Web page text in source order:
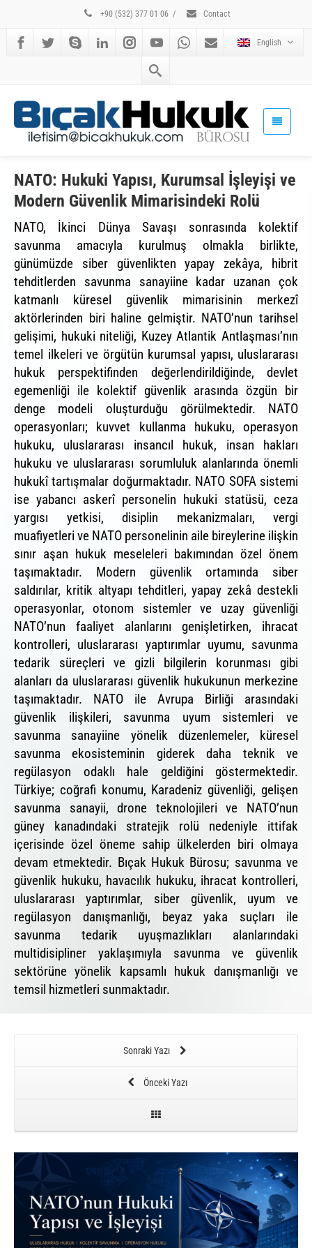
+90 (532) 377 01 06 / Contact
English
NATO: Hukuki Yapısı, Kurumsal İşleyişi ve
Modern Güvenlik Mimarisindeki Rolü
NATO, İkinci Dünya Savaşı sonrasında kolektif
savunma amacıyla kurulmuş olmakla birlikte,
günümüzde siber güvenlikten yapay zekâya, hibrit
tehditlerden savunma sanayiine kadar uzanan çok
katmanlı küresel güvenlik mimarisinin merkezî
aktörlerinden biri haline gelmiştir. NATO’nun tarihsel
gelişimi, hukuki niteliği, Kuzey Atlantik Antlaşması’nın
temel ilkeleri ve örgütün kurumsal yapısı, uluslararası
hukuk perspektifinden değerlendirildiğinde, devlet
egemenliği ile kolektif güvenlik arasında özgün bir
denge modeli oluşturduğu görülmektedir. NATO
operasyonları; kuvvet kullanma hukuku, operasyon
hukuku, uluslararası insancıl hukuk, insan hakları
hukuku ve uluslararası sorumluluk alanlarında önemli
hukukî tartışmalar doğurmaktadır. NATO SOFA sistemi
ise yabancı askerî personelin hukuki statüsü, ceza
yargısı yetkisi, disiplin mekanizmaları, vergi
muafiyetleri ve NATO personelinin aile bireylerine ilişkin
sınır aşan hukuk meseleleri bakımından özel önem
taşımaktadır. Modern güvenlik ortamında siber
saldırılar, kritik altyapı tehditleri, yapay zekâ destekli
operasyonlar, otonom sistemler ve uzay güvenliği
NATO’nun faaliyet alanlarını genişletirken, ihracat
kontrolleri, uluslararası yaptırımlar uyumu, savunma
tedarik süreçleri ve gizli bilgilerin korunması gibi
alanları da uluslararası güvenlik hukukunun merkezine
taşımaktadır. NATO ile Avrupa Birliği arasındaki
güvenlik ilişkileri, savunma uyum sistemleri ve
savunma sanayiine yönelik düzenlemeler, küresel
savunma ekosisteminin giderek daha teknik ve
regülasyon odaklı hale geldiğini göstermektedir.
Türkiye; coğrafi konumu, Karadeniz güvenliği, gelişen
savunma sanayii, drone teknolojileri ve NATO’nun
güney kanadındaki stratejik rolü nedeniyle ittifak
içerisinde özel öneme sahip ülkelerden biri olmaya
devam etmektedir. Bıçak Hukuk Bürosu; savunma ve
güvenlik hukuku, havacılık hukuku, ihracat kontrolleri,
uluslararası yaptırımlar, siber güvenlik, uyum ve
regülasyon danışmanlığı, beyaz yaka suçları ile
savunma tedarik uyuşmazlıkları alanlarındaki
multidisipliner yaklaşımıyla savunma ve güvenlik
sektörüne yönelik kapsamlı hukuk danışmanlığı ve
temsil hizmetleri sunmaktadır.
Sonraki Yazı
Önceki Yazı